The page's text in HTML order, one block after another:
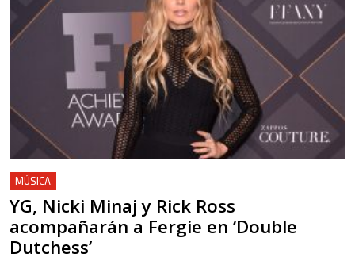
MÚSICA
YG, Nicki Minaj y Rick Ross
acompañarán a Fergie en ‘Double
Dutchess’